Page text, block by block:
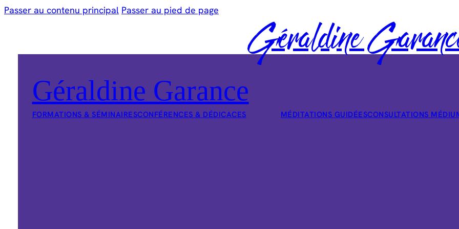
Passer au contenu principal Passer au pied de page
Géraldine
Géraldine Garance
FORMATIONS & SÉMINAIRESCONFÉRENCES & DÉDICACES MÉDITATIONS GUIDÉESCONSULTATIONS